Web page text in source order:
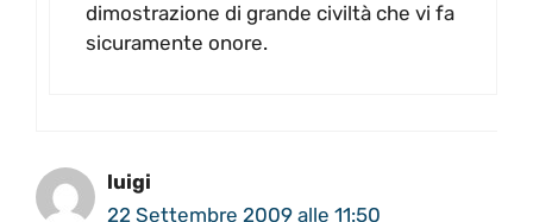
dimostrazione di grande civiltà che vi fa
sicuramente onore.
luigi
22 Settembre 2009 alle 11:50